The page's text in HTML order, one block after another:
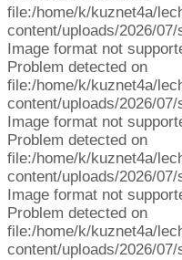
file:/home/k/kuznet4a/
content/uploads/2026/07/
Image format not
Problem detected on
file:/home/k/kuznet4a/
content/uploads/2026/07/
Image format not
Problem detected on
file:/home/k/kuznet4a/
content/uploads/2026/07/
Image format not
Problem detected on
file:/home/k/kuznet4a/
content/uploads/2026/07/